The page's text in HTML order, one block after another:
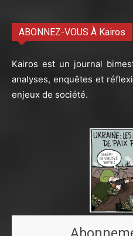
ABONNEZ-VOUS À Kairos
Kairos est un journal
analyses, enquêtes et
enjeux de société.